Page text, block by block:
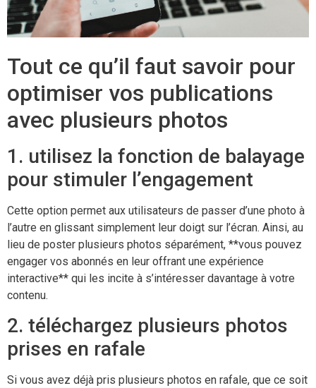
Tout ce qu’il faut savoir pour
optimiser vos publications
avec plusieurs photos
1. utilisez la fonction de balayage
pour stimuler l’engagement
Cette option permet aux utilisateurs de passer d’une photo à
l’autre en glissant simplement leur doigt sur l’écran. Ainsi, au
lieu de poster plusieurs photos séparément, **vous pouvez
engager vos abonnés en leur offrant une expérience
interactive** qui les incite à s’intéresser davantage à votre
contenu.
2. téléchargez plusieurs photos
prises en rafale
Si vous avez déjà pris plusieurs photos en rafale, que ce soit